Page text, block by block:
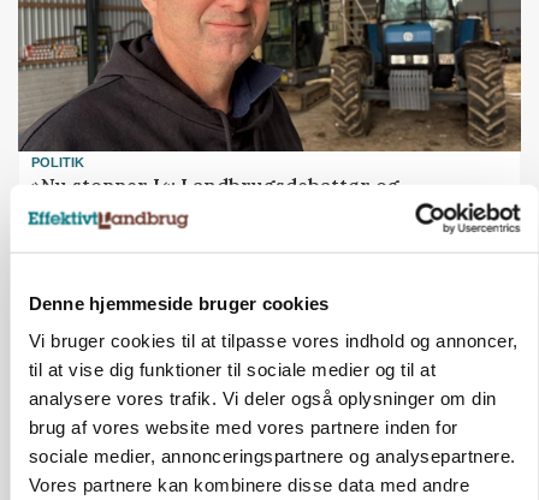
Denne hjemmeside bruger cookies
Vi bruger cookies til at tilpasse vores indhold og annoncer,
til at vise dig funktioner til sociale medier og til at
analysere vores trafik. Vi deler også oplysninger om din
brug af vores website med vores partnere inden for
sociale medier, annonceringspartnere og analysepartnere.
Vores partnere kan kombinere disse data med andre
POLITIK
»Nu stopper I«: Landbrugsdebattør og
protestgruppe vil demonstrere mod ny
gødskningslov
POLITIK
Folketinget behandler ny gødskningslov: Sådan
kan den ændre din bedrift fra 2027
Annonce
Loading...